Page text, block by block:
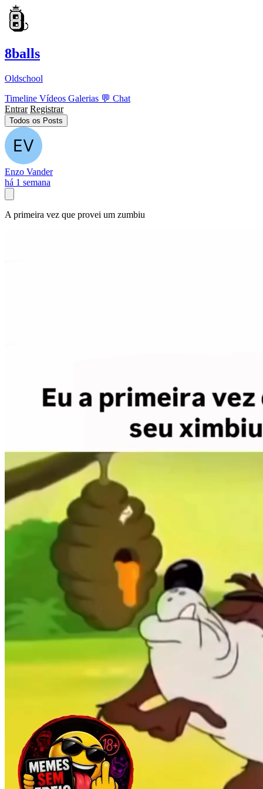
8balls
Oldschool
Timeline Vídeos Galerias 💬 Chat
Entrar Registrar
Todos os Posts
Enzo Vander
há 1 semana
A primeira vez que provei um zumbiu